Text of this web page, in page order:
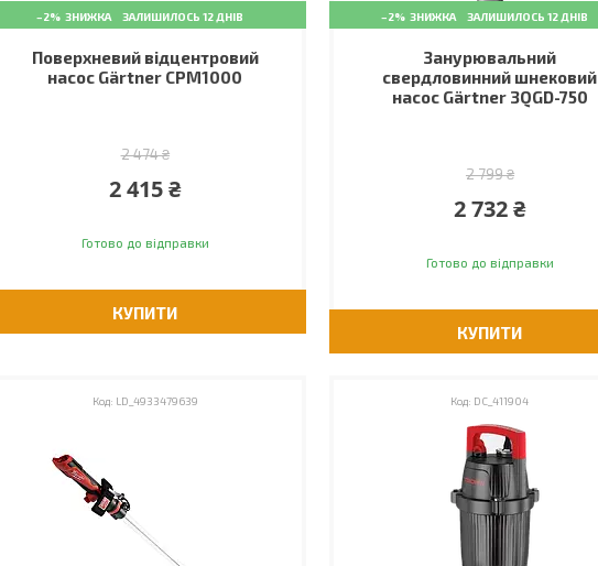
–2% ЗАЛИШИЛОСЬ 12 ДНІВ
Поверхневий відцентровий
насос Gärtner CPM1000
2 474 ₴
2 415 ₴
Готово до відправки
КУПИТИ
–2% ЗАЛИШИЛОСЬ 12 ДНІВ
Занурювальний
свердловинний шнековий
насос Gärtner 3QGD-750
2 799 ₴
2 732 ₴
Готово до відправки
КУПИТИ
LD_4933479639 DC_411904